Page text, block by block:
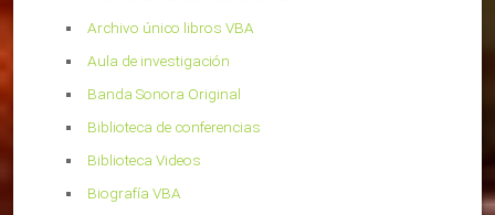
Archivo único libros VBA
Aula de investigación
Banda Sonora Original
Biblioteca de conferencias
Biblioteca Videos
Biografía VBA